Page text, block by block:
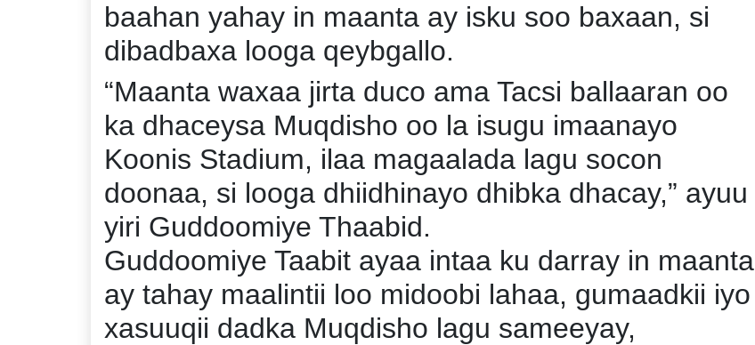
baahan yahay in maanta ay isku soo baxaan, si
dibadbaxa looga qeybgallo.
“Maanta waxaa jirta duco ama Tacsi ballaaran oo
ka dhaceysa Muqdisho oo la isugu imaanayo
Koonis Stadium, ilaa magaalada lagu socon
doonaa, si looga dhiidhinayo dhibka dhacay,” ayuu
yiri Guddoomiye Thaabid.
Guddoomiye Taabit ayaa intaa ku darray in maanta
ay tahay maalintii loo midoobi lahaa, gumaadkii iyo
xasuuqii dadka Muqdisho lagu sameeyay,